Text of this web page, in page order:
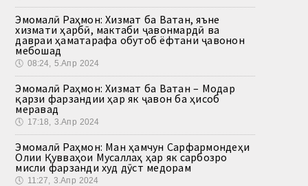
Эмомалӣ Раҳмон: Хизмат ба Ватан, яъне
хизмати ҳарбӣ, мактаби ҷавонмардӣ ва
давраи ҳаматарафа обутоб ёфтани ҷавонон
мебошад
🕔 08:24, 5.Апр 2024
Эмомалӣ Раҳмон: Хизмат ба Ватан – Модар
қарзи фарзандии ҳар як ҷавон ба ҳисоб
меравад
🕔 17:18, 3.Апр 2024
Эмомалӣ Раҳмон: Ман ҳамчун Сарфармондеҳи
Олии Қувваҳои Мусаллаҳ ҳар як сарбозро
мисли фарзанди худ дӯст медорам
🕔 11:27, 3.Апр 2024